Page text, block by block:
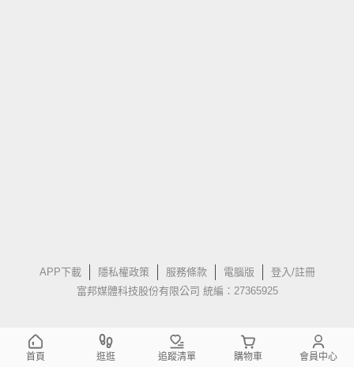
APP下載 隱私權政策 服務條款 電腦版
登入/註冊
富邦媒體科技股份有限公司 統編：27365925
首頁 逛逛 追蹤清單 購物車 會員中心